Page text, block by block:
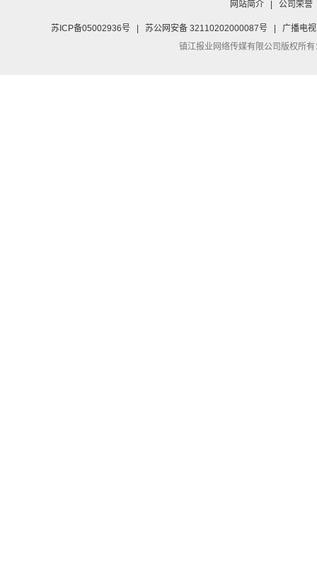
网站简介 公司荣誉
苏ICP备05002936号 苏公网安备 32110202000087号
广播电
镇江报业网络传媒有限公司版权所